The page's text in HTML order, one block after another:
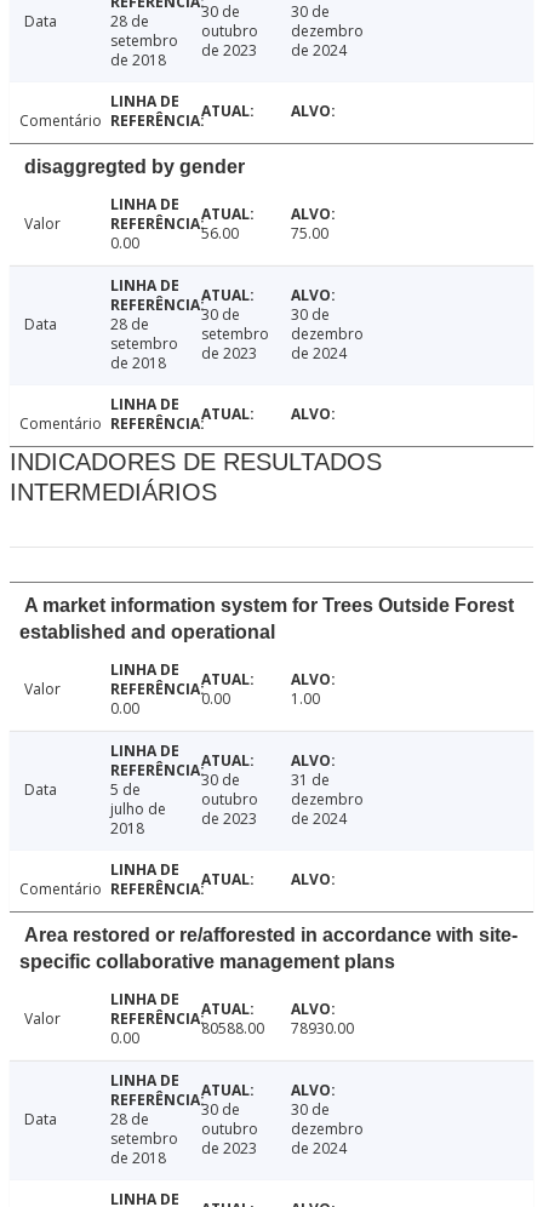
Data
28 de
setembro
de 2018
30 de
outubro
de 2023
30 de
dezembro
de 2024
Comentário
disaggregted by gender
Valor
0.00
56.00 75.00
Data
28 de
setembro
de 2018
30 de
setembro
de 2023
30 de
dezembro
de 2024
Comentário
INDICADORES DE RESULTADOS
INTERMEDIÁRIOS
A market information system for Trees Outside Forest
established and operational
Valor
0.00
0.00 1.00
Data
5 de
julho de
2018
30 de
outubro
de 2023
31 de
dezembro
de 2024
Comentário
Area restored or re/afforested in accordance with site-
specific collaborative management plans
Valor
0.00
80588.00 78930.00
Data
28 de
setembro
de 2018
30 de
outubro
de 2023
30 de
dezembro
de 2024